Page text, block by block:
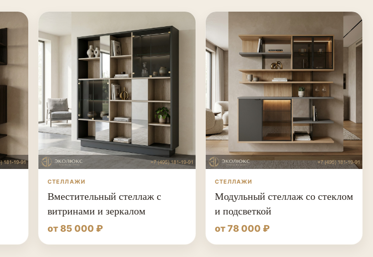
СТЕЛЛАЖИ
Вместительный стеллаж с
витринами и зеркалом
от 85 000 ₽
СТЕЛЛАЖИ
Модульный стеллаж со стеклом
и подсветкой
от 78 000 ₽